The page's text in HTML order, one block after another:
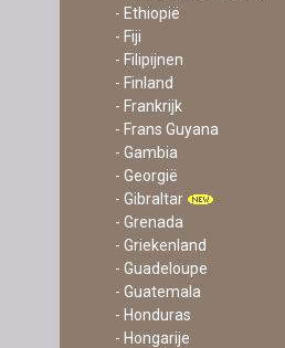
- Ethiopië
- Fiji
- Filipijnen
- Finland
- Frankrijk
- Frans Guyana
- Gambia
- Georgië
- Gibraltar
- Grenada
- Griekenland
- Guadeloupe
- Guatemala
- Honduras
- Hongarije